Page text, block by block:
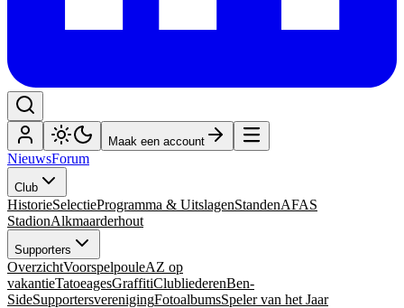
Maak een account
NieuwsForum
Club
HistorieSelectieProgramma & UitslagenStandenAFAS
StadionAlkmaarderhout
Supporters
OverzichtVoorspelpouleAZ op
vakantieTatoeagesGraffitiClubliederenBen-
SideSupportersverenigingFotoalbumsSpeler van het Jaar